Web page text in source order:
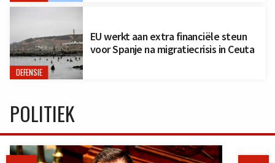
DEFENSIE
EU werkt aan extra financiële steun
voor Spanje na migratiecrisis in Ceuta
POLITIEK